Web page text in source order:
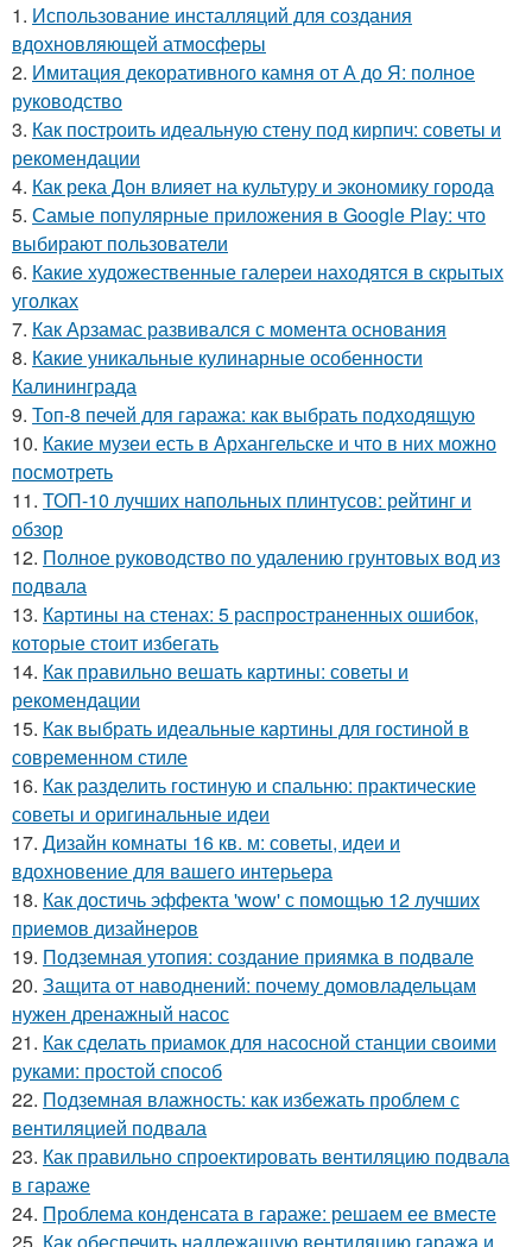
1. Использование инсталляций для создания
вдохновляющей атмосферы
2. Имитация декоративного камня от А до Я: полное
руководство
3. Как построить идеальную стену под кирпич: советы и
рекомендации
4. Как река Дон влияет на культуру и экономику города
5. Самые популярные приложения в Google Play: что
выбирают пользователи
6. Какие художественные галереи находятся в скрытых
уголках
7. Как Арзамас развивался с момента основания
8. Какие уникальные кулинарные особенности
Калининграда
9. Топ-8 печей для гаража: как выбрать подходящую
10. Какие музеи есть в Архангельске и что в них можно
посмотреть
11. ТОП-10 лучших напольных плинтусов: рейтинг и
обзор
12. Полное руководство по удалению грунтовых вод из
подвала
13. Картины на стенах: 5 распространенных ошибок,
которые стоит избегать
14. Как правильно вешать картины: советы и
рекомендации
15. Как выбрать идеальные картины для гостиной в
современном стиле
16. Как разделить гостиную и спальню: практические
советы и оригинальные идеи
17. Дизайн комнаты 16 кв. м: советы, идеи и
вдохновение для вашего интерьера
18. Как достичь эффекта 'wow' с помощью 12 лучших
приемов дизайнеров
19. Подземная утопия: создание приямка в подвале
20. Защита от наводнений: почему домовладельцам
нужен дренажный насос
21. Как сделать приамок для насосной станции своими
руками: простой способ
22. Подземная влажность: как избежать проблем с
вентиляцией подвала
23. Как правильно спроектировать вентиляцию подвала
в гараже
24. Проблема конденсата в гараже: решаем ее вместе